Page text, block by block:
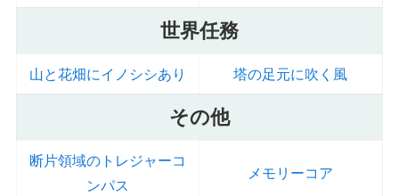
世界任務
山と花畑にイノシシあり 塔の足元に吹く風
その他
断片領域のトレジャーコ
ンパス
メモリーコア